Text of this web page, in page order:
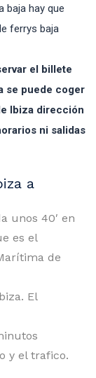
baja hay que
ferrys baja
el billete
se puede coger
Ibiza dirección
ni salidas
a
unos 40′ en
es el
de
El
y el trafico.